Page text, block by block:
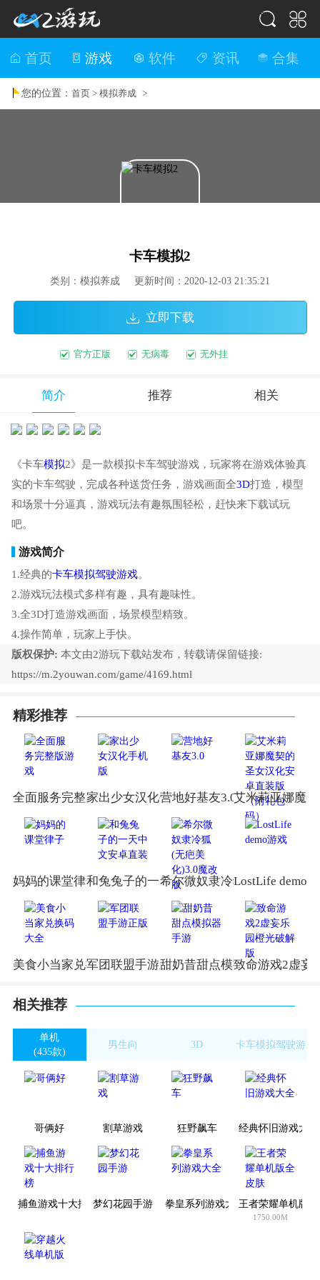
首页 游戏 软件 资讯 合集
您的位置：首页 >模拟养成 >
卡车模拟2
类别：模拟养成 更新时间：2020-12-03 21:35:21
立即下载
官方正版 无病毒 无外挂
简介 推荐 相关
《卡车模拟2》是一款模拟卡车驾驶游戏，玩家将在游戏体验真
实的卡车驾驶，完成各种送货任务，游戏画面全3D打造，模型
和场景十分逼真，游戏玩法有趣氛围轻松，赶快来下载试玩
吧。
游戏简介
1.经典的卡车模拟驾驶游戏。
2.游戏玩法模式多样有趣，具有趣味性。
3.全3D打造游戏画面，场景模型精致。
4.操作简单，玩家上手快。
版权保护: 本文由2游玩下载站发布，转载请保留链接:
https://m.2youwan.com/game/4169.html
精彩推荐
全面服务完整版游戏家出少女汉化手机版营地好基友3.0艾米莉亚娜魔
妈妈的课堂律子和兔兔子的一天中文安卓直装
希尔微奴隶冷狐(无疤美化
LostLife demo
美食小当家兑换码大全军团联盟手游正版甜奶昔甜点模拟器手游
致命游戏2虚妄
相关推荐
单机
(435款)
男生向
3D
卡车模拟驾驶游
戏
(32款)
哥俩好 割草游戏 狂野飙车 经典怀旧游戏大全
捕鱼游戏十大排行榜梦幻花园手游 拳皇系列游戏大全王者荣耀单机版
1750.00M